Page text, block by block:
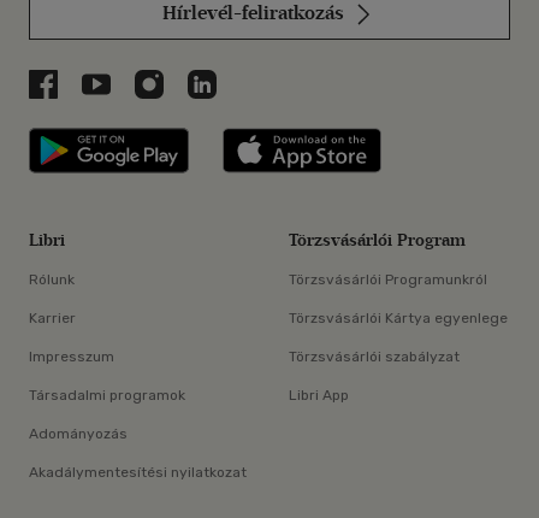
Hírlevél-feliratkozás
Libri a Facebookon
Libri a Youtube-on
Libri az Instagramon
Libri a LinkedInen
Libri applikáció Szerezd meg: Google
Libri
Rólunk
Karrier
Impresszum
Társadalmi programok
Adományozás
Akadálymentesítési nyilatkozat
Törzsvásárlói Program
Törzsvásárlói Programunkról
Törzsvásárlói Kártya egyenlege
Törzsvásárlói szabályzat
Libri App